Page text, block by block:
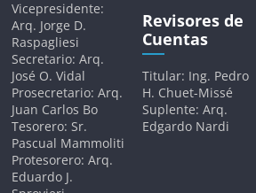
Vicepresidente:
Arq. Jorge D.
Raspagliesi
Secretario: Arq.
José O. Vidal
Prosecretario: Arq.
Juan Carlos Bo
Tesorero: Sr.
Pascual Mammoliti
Protesorero: Arq.
Eduardo J.
Revisores de
Cuentas
Titular: Ing. Pedro
H. Chuet-Missé
Suplente: Arq.
Edgardo Nardi